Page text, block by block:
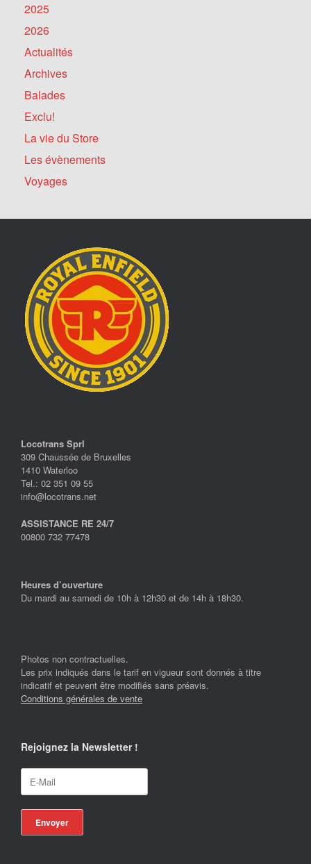
2025
2026
Actualités
Archives
Balades
Exclu!
La vie du Store
Les évènements
Voyages
Locotrans Sprl
309 Chaussée de Bruxelles
1410 Waterloo
Tel.: 02 351 09 55
info@locotrans.net
ASSISTANCE RE 24/7
00800 732 77478
Heures d’ouverture
Du mardi au samedi de 10h à 12h30 et de 14h à 18h30.
Photos non contractuelles.
Les prix indiqués dans le tarif en vigueur sont donnés à titre
indicatif et peuvent être modifiés sans préavis.
Conditions générales de vente
Rejoignez la Newsletter !